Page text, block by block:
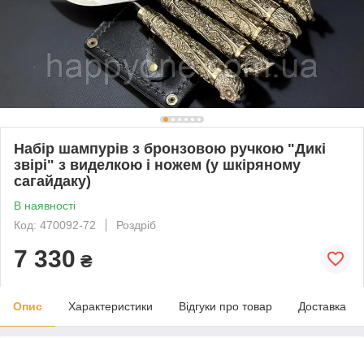
Набір шампурів з бронзовою ручкою "Дикі
звірі" з виделкою і ножем (у шкіряному
сагайдаку)
В наявності
Код: 470092-72
Роздріб
7 330 ₴
Опис Характеристики Відгуки про товар Доставка